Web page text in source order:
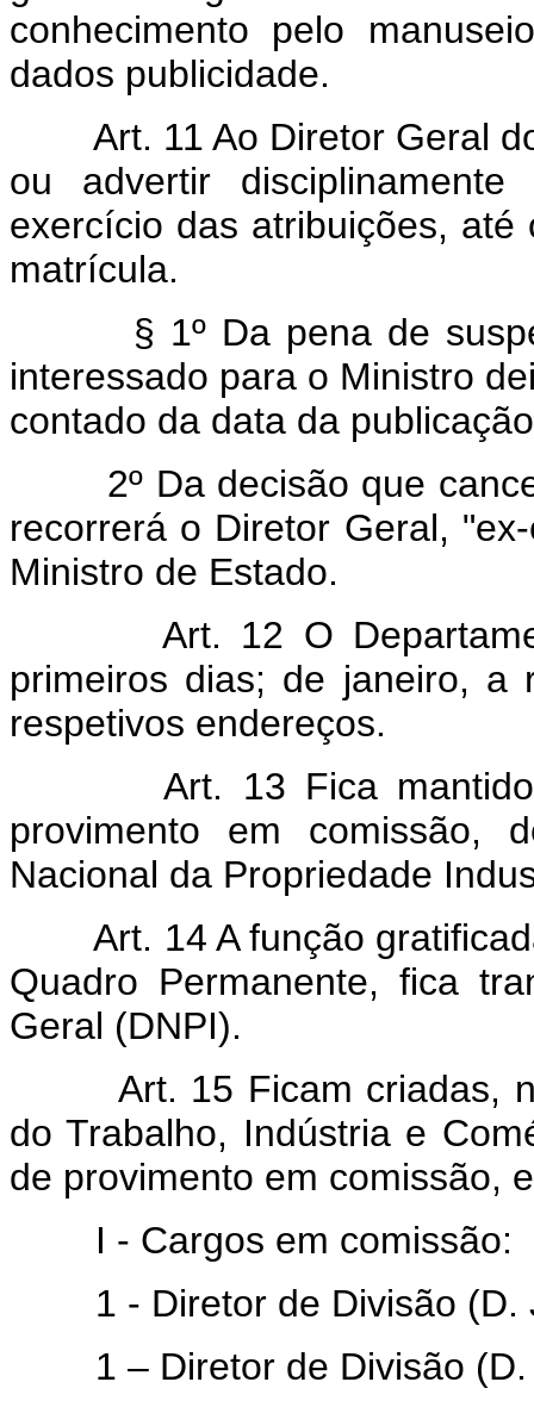
conhecimento pelo
dados publicidade.
Art. 11 Ao Diretor Geral
ou advertir
exercício das atribuições,
matrícula.
§ 1º Da pena de
interessado para o Ministro
contado da data da
2º Da decisão que
recorrerá o Diretor Geral,
Ministro de Estado.
Art. 12 O
primeiros dias; de janeiro, a
respetivos endereços.
Art. 13 Fica
provimento em comissão,
Nacional da Propriedade
Art. 14 A função
Quadro Permanente, fica
Geral (DNPI).
Art. 15 Ficam criadas,
do Trabalho, Indústria e
de provimento em comissão,
I - Cargos em comissão:
1 - Diretor de Divisão (D.
1 – Diretor de Divisão (D.